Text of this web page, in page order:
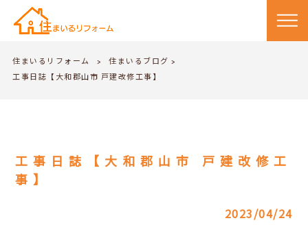
住まいるリフォーム > 住まいるブログ >
工事日誌【大和郡山市 戸建改修工事】
工事日誌【大和郡山市 戸建改修工
事】
2023/04/24